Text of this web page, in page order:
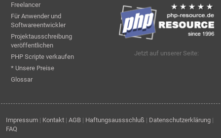
Freelancer
Für Anwender und
Softwareentwickler
Projektausschreibung
veröffentlichen
PHP Scripte verkaufen
* Unsere Preise
Glossar
Jetzt auf unserer Seite:
Impressum | Kontakt | AGB | Haftungsaussschluß | Datenschutzerklärung |
FAQ